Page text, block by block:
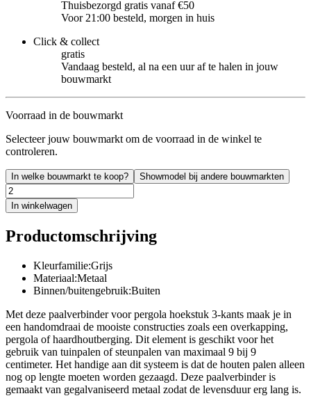
Thuisbezorgd gratis vanaf €50
Voor 21:00 besteld, morgen in huis
Click & collect
gratis
Vandaag besteld, al na een uur af te halen in jouw
bouwmarkt
Voorraad in de bouwmarkt
Selecteer jouw bouwmarkt om de voorraad in de winkel te
controleren.
In welke bouwmarkt te koop? Showmodel bij andere bouwmarkten
In winkelwagen
Productomschrijving
Kleurfamilie:Grijs
Materiaal:Metaal
Binnen/buitengebruik:Buiten
Met deze paalverbinder voor pergola hoekstuk 3-kants maak je in
een handomdraai de mooiste constructies zoals een overkapping,
pergola of haardhoutberging. Dit element is geschikt voor het
gebruik van tuinpalen of steunpalen van maximaal 9 bij 9
centimeter. Het handige aan dit systeem is dat de houten palen alleen
nog op lengte moeten worden gezaagd. Deze paalverbinder is
gemaakt van gegalvaniseerd metaal zodat de levensduur erg lang is.